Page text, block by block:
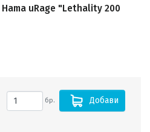
uRage "Lethality 200
бр. Добави